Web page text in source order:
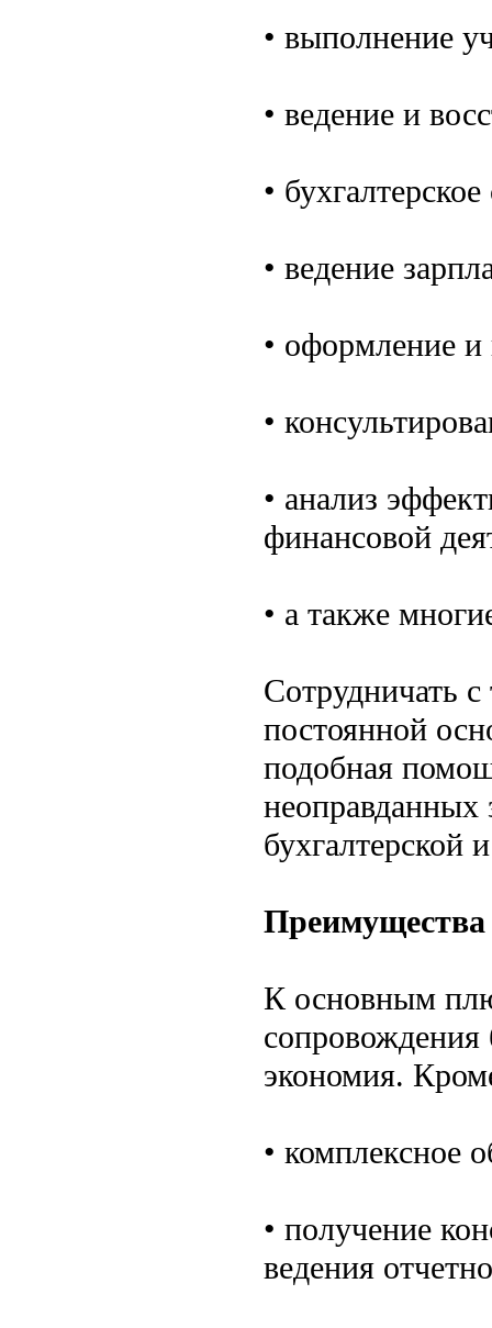
• выполнение
• ведение и
•
• ведение
• оформление и
•
• анализ
финансовой
• а также
Сотрудничать
постоянной
подобная
неоправданных
бухгалтерской
Преимущества
К основным
сопровождения
экономия.
• комплексное
• получение
ведения